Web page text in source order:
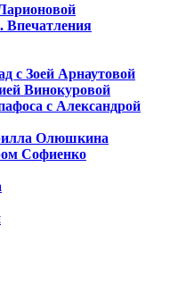
Впечатления
с Зоей Арнаутовой
Винокуровой
с Александрой
Олюшкина
Софиенко